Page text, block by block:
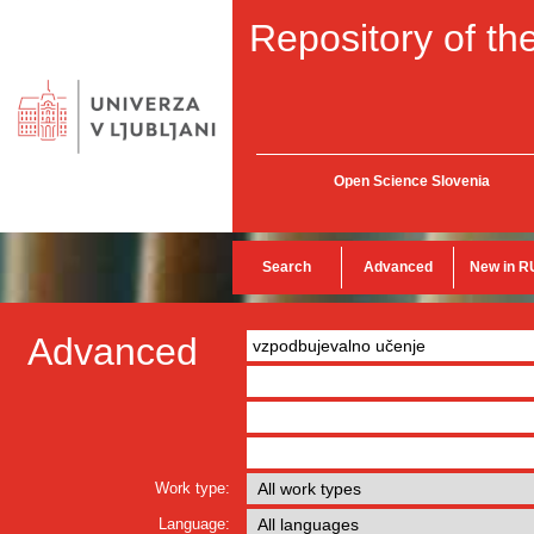
Repository of
Open Science Slovenia
Search Advanced New in
Advanced
Work type:
Language: